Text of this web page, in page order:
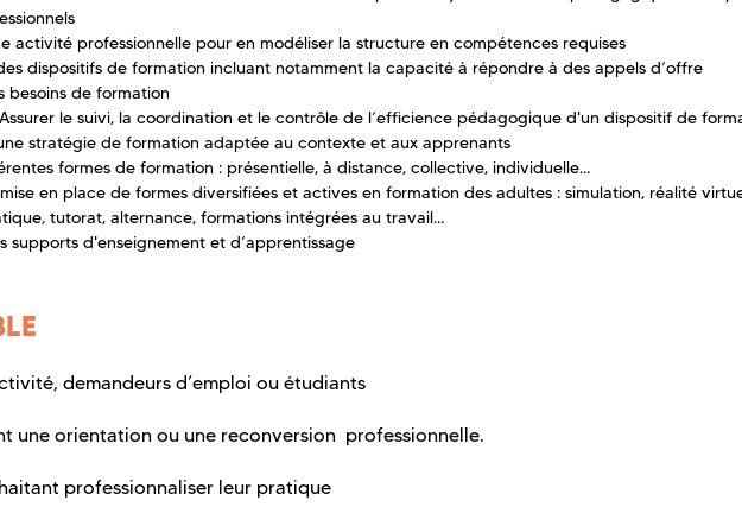
activité professionnelle pour en modéliser la structure en compétences requises
dispositifs de formation incluant notamment la capacité à répondre à des appels d’offre
besoins de formation
le suivi, la coordination et le contrôle de l’efficience pédagogique d'un dispositif de
stratégie de formation adaptée au contexte et aux apprenants
formes de formation : présentielle, à distance, collective, individuelle…
en place de formes diversifiées et actives en formation des adultes : simulation, réalité
tutorat, alternance, formations intégrées au travail…
supports d'enseignement et d’apprentissage
demandeurs d’emploi ou étudiants
une orientation ou une reconversion professionnelle.
professionnaliser leur pratique